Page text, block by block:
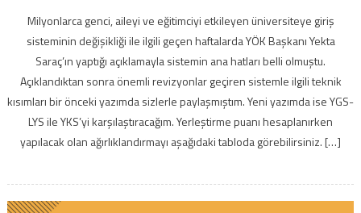
Milyonlarca genci, aileyi ve eğitimciyi etkileyen üniversiteye giriş
sisteminin değişikliği ile ilgili geçen haftalarda YÖK Başkanı Yekta
Saraç’ın yaptığı açıklamayla sistemin ana hatları belli olmuştu.
Açıklandıktan sonra önemli revizyonlar geçiren sistemle ilgili teknik
kısımları bir önceki yazımda sizlerle paylaşmıştım. Yeni yazımda ise YGS-
LYS ile YKS’yi karşılaştıracağım. Yerleştirme puanı hesaplanırken
yapılacak olan ağırlıklandırmayı aşağıdaki tabloda görebilirsiniz. […]